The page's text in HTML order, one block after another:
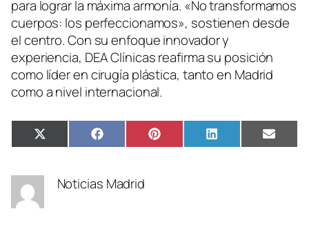
para lograr la máxima armonía. «No transformamos
cuerpos: los perfeccionamos», sostienen desde
el centro. Con su enfoque innovador y
experiencia, DEA Clínicas reafirma su posición
como líder en cirugía plástica, tanto en Madrid
como a nivel internacional.
Compartir
en
X
(Twitter)
Compartir
en
FacebookCompartir
en
PinterestCompartir
en
LinkedIn
en
Email
Noticias Madrid